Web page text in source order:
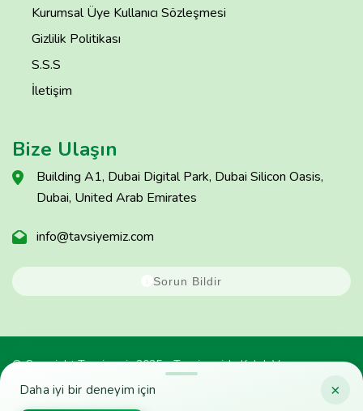
×
Daha iyi bir deneyim için
Kurumsal Üye Kullanıcı Sözleşmesi
Gizlilik Politikası
S.S.S
İletişim
Bize Ulaşın
Building A1, Dubai Digital Park, Dubai Silicon Oasis,
Dubai, United Arab Emirates
info@tavsiyemiz.com
Sorun Bildir
© Copyright Tavsiyemiz 2025 - Tavsiyemiz'e Kulak Ver